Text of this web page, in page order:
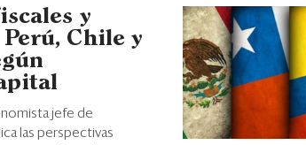
y
Chile y
jefe de
las perspectivas